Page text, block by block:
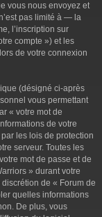
vous nous envoyez et
pas limité à — la
l’inscription sur
compte ») et les
de votre connexion
(désigné ci-après
vous permettant
« votre mot de
de votre
les lois de protection
serveur. Toutes les
mot de passe et de
» durant votre
de « Forum de
quelles informations
De plus, vous